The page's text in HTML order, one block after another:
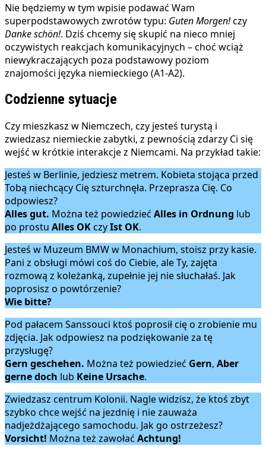
Nie będziemy w tym wpisie podawać Wam
superpodstawowych zwrotów typu: Guten Morgen!czy
Danke schön!. Dziś chcemy się skupić na nieco mniej
oczywistych reakcjach komunikacyjnych – choć wciąż
niewykraczających poza podstawowy poziom
znajomości języka niemieckiego (A1-A2).
Codzienne sytuacje
Czy mieszkasz w Niemczech, czy jesteś turystą i
zwiedzasz niemieckie zabytki, z pewnością zdarzy Ci się
wejść w krótkie interakcje z Niemcami. Na przykład takie:
Jesteś w Berlinie, jedziesz metrem. Kobieta stojąca przed
Tobą niechcący Cię szturchnęła. Przeprasza Cię. Co
odpowiesz?
Alles gut. Można też powiedzieć Alles in Ordnung lub
po prostu Alles OKczyIst OK.
Jesteś w Muzeum BMW w Monachium, stoisz przy kasie.
Pani z obsługi mówi coś do Ciebie, ale Ty, zajęta
rozmową z koleżanką, zupełnie jej nie słuchałaś. Jak
poprosisz o powtórzenie?
Wie bitte?
Pod pałacem Sanssouci ktoś poprosił cię o zrobienie mu
zdjęcia. Jak odpowiesz na podziękowanie za tę
przysługę?
Gern geschehen. Można też powiedzieć Gern, Aber
gernedoch lub Keine Ursache.
Zwiedzasz centrum Kolonii. Nagle widzisz, że ktoś zbyt
szybko chce wejść na jezdnię i nie zauważa
nadjeżdżającego samochodu. Jak go ostrzeżesz?
Vorsicht! Można też zawołać Achtung!